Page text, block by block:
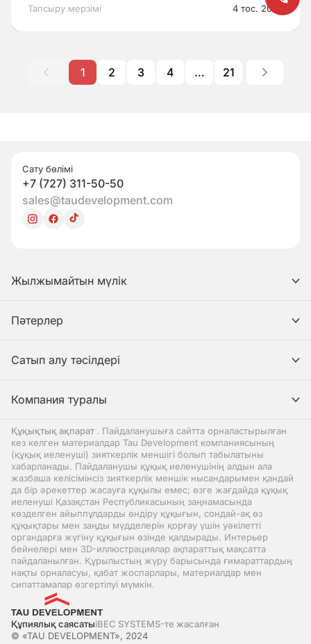
Тапсыру мерзімі 4 тос. 2026
1 2 3 4 ... 21
Сату бөлімі
+7 (727) 311-50-50
sales@taudevelopment.com
Жылжымайтын мүлік
Пәтерлер
Сатып алу тәсілдері
Компания туралы
Құқықтық ақпарат . Пайдаланушыға сайтта орналастырылған
кез келген материалдар Tau Development компаниясының
(құқық иеленуші) зияткерлік меншігі болып табылатыны
хабарланады. Пайдаланушы құқық иеленушінің алдын ала
жазбаша келісімінсіз зияткерлік меншік нысандарымен қандай
да бір әрекеттер жасауға құқылы емес; өзге жағдайда құқық
иеленуші Қазақстан Республикасының заңнамасында
көзделген айыппұлдарды өндіру құқығын, сондай-ақ өз
құқықтары мен заңды мүдделерін қорғау үшін уәкілетті
органдарға жүгіну құқығын өзінде қалдырады. Интерьер
бейнелері мен 3D-иллюстрациялар ақпараттық мақсатта
пайдаланылған. Құрылыстың жүру барысында ғимараттардың
нақты орналасуы, қабат жоспарлары, материалдар мен
сипаттамалар өзгертілуі мүмкін.
Құпиялық саясатыiBEC SYSTEMS-те жасалған
© «TAU DEVELOPMENT», 2024